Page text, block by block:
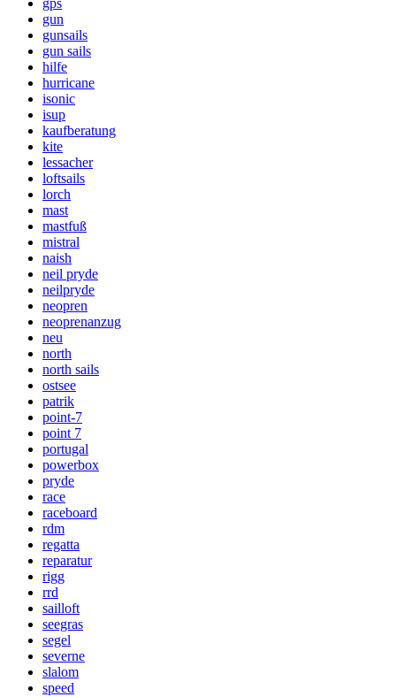
gps
gun
gunsails
gun sails
hilfe
hurricane
isonic
isup
kaufberatung
kite
lessacher
loftsails
lorch
mast
mastfuß
mistral
naish
neil pryde
neilpryde
neopren
neoprenanzug
neu
north
north sails
ostsee
patrik
point-7
point 7
portugal
powerbox
pryde
race
raceboard
rdm
regatta
reparatur
rigg
rrd
sailloft
seegras
segel
severne
slalom
speed